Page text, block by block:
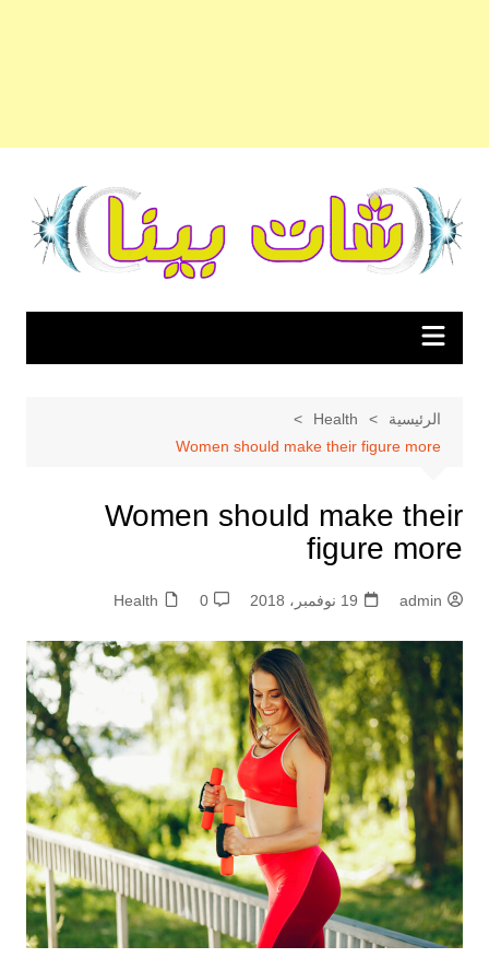
المحتوى
الرئيسية
Health
Women should make their figure more
Women should make their
figure more
admin 19 نوفمبر، 2018 0
Health